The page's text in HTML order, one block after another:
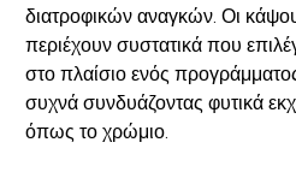
διατροφικών αναγκών. Οι
περιέχουν συστατικά που
στο πλαίσιο ενός
συχνά συνδυάζοντας φυτικά
όπως το χρώμιο.